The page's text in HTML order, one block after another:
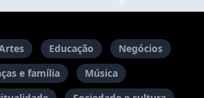
Educação
Negócios
e família
Música